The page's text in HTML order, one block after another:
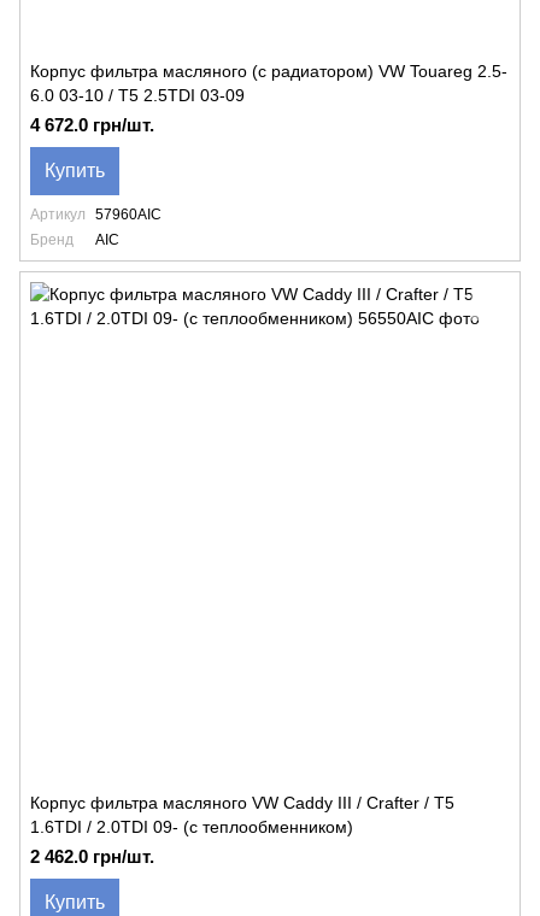
Корпус фильтра масляного (с радиатором) VW Touareg 2.5-
6.0 03-10 / T5 2.5TDI 03-09
4 672.0 грн/шт.
Купить
Артикул
57960AIC
Бренд
AIC
Корпус фильтра масляного VW Caddy III / Crafter / T5
1.6TDI / 2.0TDI 09- (с теплообменником)
2 462.0 грн/шт.
Купить